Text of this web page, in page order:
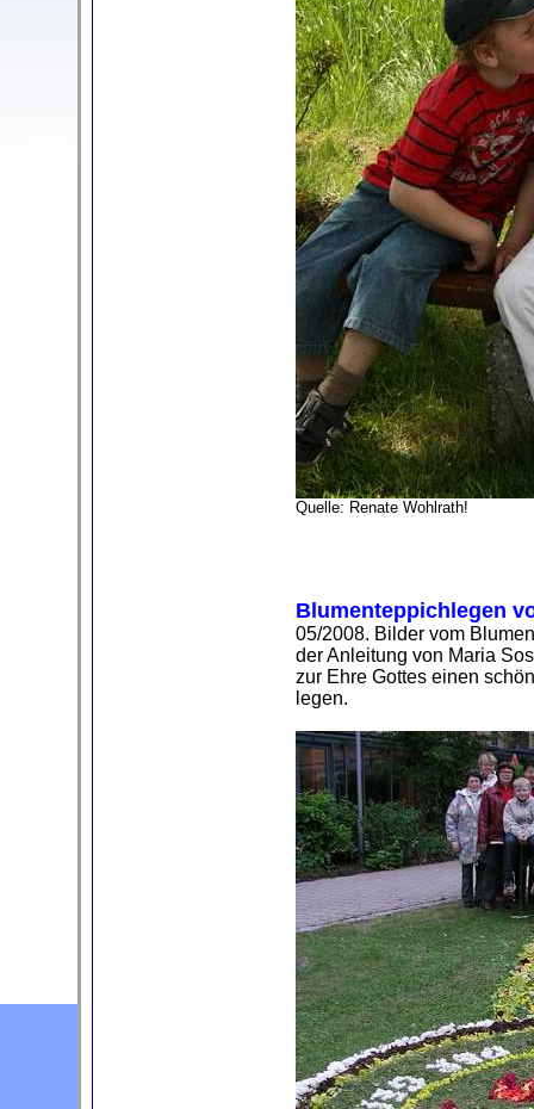
Quelle: Renate Wohlrath!
Blumenteppichlegen
05/2008. Bilder vom
der Anleitung von Maria
zur Ehre Gottes einen
legen.